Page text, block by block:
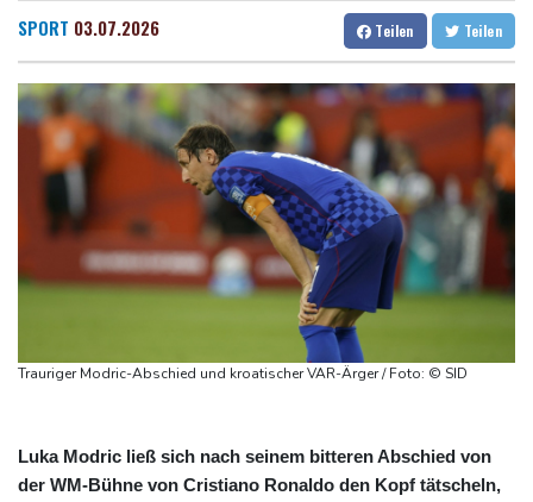
Dresden
Wien
18 °C
Salzburg
18 °C
Baden-Baden
16 °C
Ätna auf Sizilien ausgebrochen - Flugverkehr in Catania
Doppelpack Freigang: Frankfurt schlägt auch Malmö
Explosion mutmaßlich ukrainischer Drohne in Bulgarien löst
diplomatische Verstimmung aus
Selenskyj warnt vor Folgen russischer Angriffe - Vucic für
Integrität der Ukraine
Sieg auf der längsten Etappe: Vollering übernimmt
Gesamtführung
Drohne explodiert an der Grenze zwischen Rumänien und
SPORT 03.07.2026 Teilen Teilen
Trauriger Modric-Abschied und kroatischer VAR-Ärger / Foto: © SID
Luka Modric ließ sich nach seinem bitteren Abschied von
der WM-Bühne von Cristiano Ronaldo den Kopf tätscheln,